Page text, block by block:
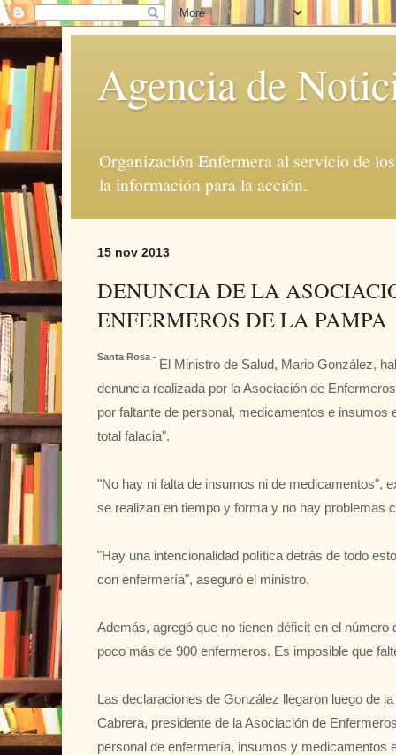
Agencia de
Organización Enfermera al servicio de
la información para la acción.
15 nov 2013
DENUNCIA DE LA
ENFERMEROS DE LA PAMPA
Santa Rosa - El Ministro de Salud, Mario González,
denuncia realizada por la Asociación de
por faltante de personal, medicamentos e insumos
total falacia".
"No hay ni falta de insumos ni de medicamentos",
se realizan en tiempo y forma y no hay problemas
"Hay una intencionalidad política detrás de todo
con enfermería", aseguró el ministro.
Además, agregó que no tienen déficit en el
poco más de 900 enfermeros. Es imposible que
Las declaraciones de González llegaron luego de
Cabrera, presidente de la Asociación de
personal de enfermería, insumos y medicamentos